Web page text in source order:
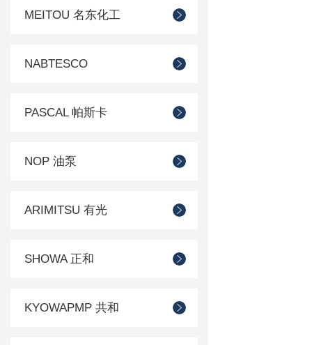
MEITOU 名东化工
NABTESCO
PASCAL 帕斯卡
NOP 油泵
ARIMITSU 有光
SHOWA 正和
KYOWAPMP 共和